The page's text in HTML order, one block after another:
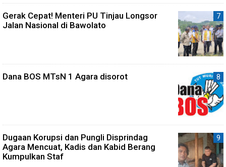
Gerak Cepat! Menteri PU Tinjau Longsor
Jalan Nasional di Bawolato
Dana BOS MTsN 1 Agara disorot
Dugaan Korupsi dan Pungli Disprindag
Agara Mencuat, Kadis dan Kabid Berang
Kumpulkan Staf